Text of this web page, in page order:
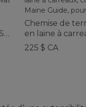
pour
Chemise de
en laine à
collection
pour hommes
225 $ CA